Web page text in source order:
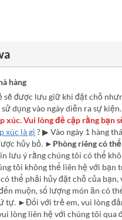
hàng
được lưu giữ khi đặt chỗ
dụng vào ngày diễn ra sự kiện.
xúc. Vui lòng đề cập rằng bạn
xúc là gì ? ▶ Vào ngày 1 hàng
hủy bỏ. ►Phòng riêng có
lưu ý rằng chúng tôi có thể
tôi không thể liên hệ với bạn
thể phải hủy đặt chỗ của
muộn, số lượng món ăn có
tự. ►Đối với trẻ em, vui lòng
lòng liên hệ với chúng tôi